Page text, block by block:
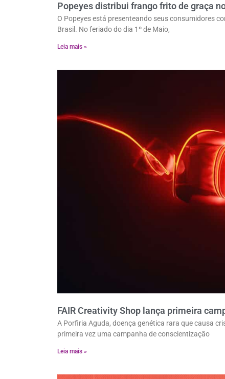
Popeyes distribui frango frito de graça
O Popeyes está presenteando seus consumidores
Brasil. No feriado do dia 1º de Maio,
Leia mais »
FAIR Creativity Shop lança primeira
A Porfiria Aguda, doença genética rara que causa
primeira vez uma campanha de conscientização
Leia mais »